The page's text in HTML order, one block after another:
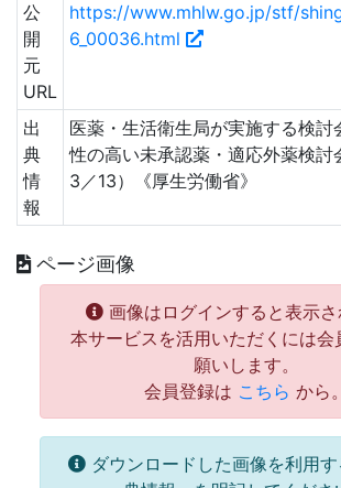
公
開
元
URL
https://www.mhlw.go.jp/stf/
6_00036.html
出
典
情
報
医薬・生活衛生局が実施する検討
性の高い未承認薬・適応外薬検
3／13）《厚生労働省》
ページ画像
画像はログインすると表示さ
本サービスを活用いただくには会
願いします。
会員登録は こちら から。
ダウンロードした画像を利用す